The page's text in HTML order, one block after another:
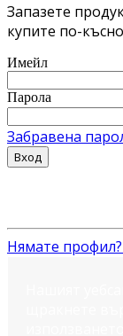
Запазете
купите по-
Имейл
Парола
Забравена
Вход
Нямате